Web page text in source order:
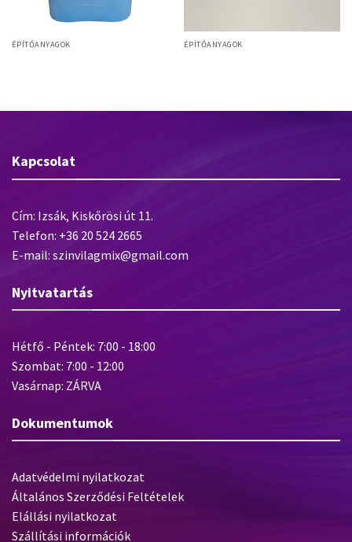
ÉPÍTŐANYAGOK ÉPÍTŐANYAGOK
Kapcsolat
Cím: Izsák, Kiskőrösi út 11.
Telefon: +36 20 524 2665
E-mail: szinvilagmix@gmail.com
Nyitvatartás
Hétfő - Péntek: 7:00 - 18:00
Szombat: 7:00 - 12:00
Vasárnap: ZÁRVA
Dokumentumok
Adatvédelmi nyilatkozat
Általános Szerződési Feltételek
Elállási nyilatkozat
Szállítási információk